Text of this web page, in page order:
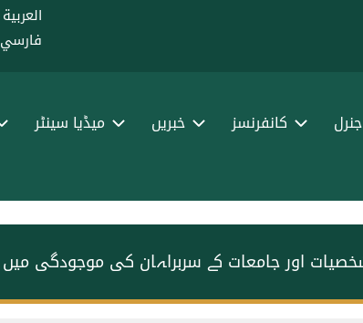
العربية
فارسي
کانفرنسز خبریں میڈیا سینٹر
شخصیات اور جامعات کے سربراہان کی موجودگی میں